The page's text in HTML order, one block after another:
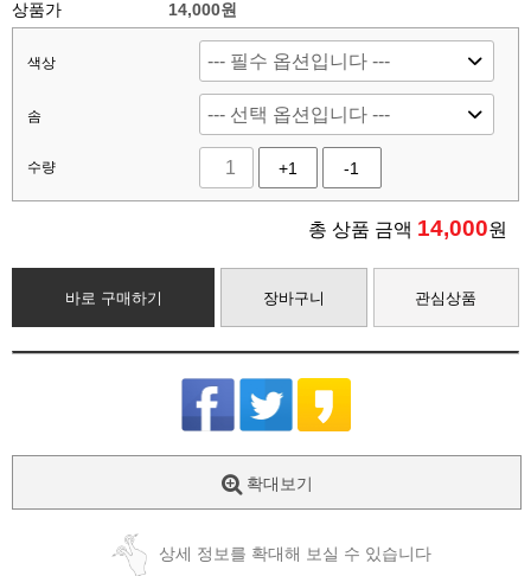
상품가 14,000원
색상
솜
수량 +1 -1
총 상품 금액 14,000원
바로 구매하기 장바구니 관심상품
확대보기
상세 정보를 확대해 보실 수 있습니다